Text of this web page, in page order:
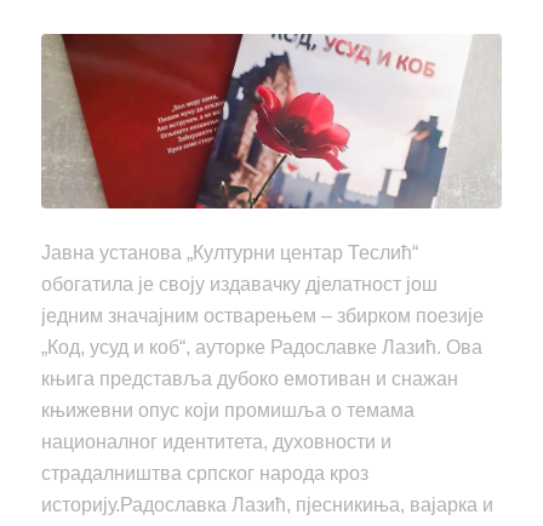
Јавна установа „Културни центар Теслић“
обогатила је своју издавачку дјелатност још
једним значајним остварењем – збирком поезије
„Код, усуд и коб“, ауторке Радославке Лазић. Ова
књига представља дубоко емотиван и снажан
књижевни опус који промишља о темама
националног идентитета, духовности и
страдалништва српског народа кроз
историју.Радославка Лазић, пјесникиња, вајарка и